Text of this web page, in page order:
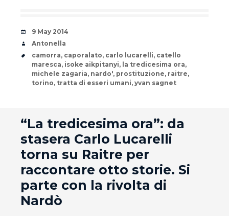
Date
9 May 2014
Author
Antonella
Tags
camorra, caporalato, carlo lucarelli, catello
maresca, isoke aikpitanyi, la tredicesima ora,
michele zagaria, nardo', prostituzione, raitre,
torino, tratta di esseri umani, yvan sagnet
“La tredicesima ora”: da
stasera Carlo Lucarelli
torna su Raitre per
raccontare otto storie. Si
parte con la rivolta di
Nardò